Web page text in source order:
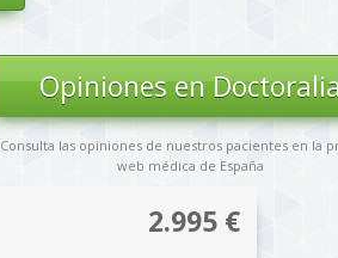
Opiniones en
Consulta las opiniones de nuestros pacientes en la
web médica de España
2.995 €